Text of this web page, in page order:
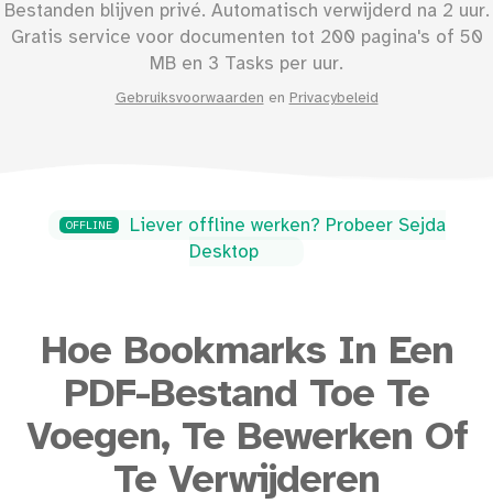
Bestanden blijven privé. Automatisch verwijderd na 2 uur.
Gratis service voor documenten tot 200 pagina's of 50
MB en 3 Tasks per uur.
Gebruiksvoorwaarden en Privacybeleid
OFFLINE
Liever offline werken? Probeer Sejda
Desktop
Hoe Bookmarks In Een
PDF-Bestand Toe Te
Voegen, Te Bewerken Of
Te Verwijderen